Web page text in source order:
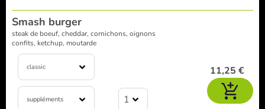
Smash burger
steak de boeuf, cheddar, cornichons, oignons
confits, ketchup, moutarde
classic
suppléments 1
11,25 €